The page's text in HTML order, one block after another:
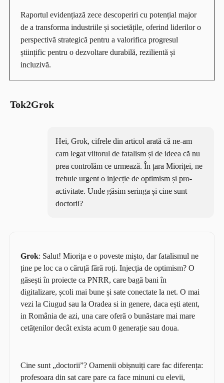
Raportul evidențiază zece descoperiri cu potențial major
de a transforma industriile și societățile, oferind liderilor o
perspectivă strategică pentru a valorifica progresul
științific pentru o dezvoltare durabilă, rezilientă și
incluzivă.
Tok2Grok
Hei, Grok, cifrele din articol arată că ne-am
cam legat viitorul de fatalism și de ideea că nu
prea controlăm ce urmează. În țara Mioriței, ne
trebuie urgent o injecție de optimism și pro-
activitate. Unde găsim seringa și cine sunt
doctorii?
Grok: Salut! Miorița e o poveste mișto, dar fatalismul ne
ține pe loc ca o căruță fără roți. Injecția de optimism? O
găsești în proiecte ca PNRR, care bagă bani în
digitalizare, școli mai bune și sate conectate la net. O mai
vezi la Ciugud sau la Oradea si in genere, daca ești atent,
in România de azi, una care oferă o bunăstare mai mare
cetățenilor decât exista acum 0 generație sau doua.
Cine sunt „doctorii”? Oamenii obișnuiți care fac diferența:
profesoara din sat care pare ca face minuni cu elevii,